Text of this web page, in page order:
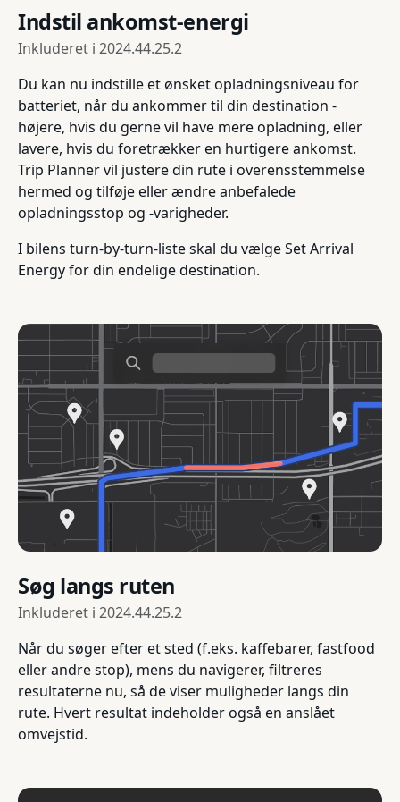
Indstil ankomst-energi
Inkluderet i 2024.44.25.2
Du kan nu indstille et ønsket opladningsniveau for
batteriet, når du ankommer til din destination -
højere, hvis du gerne vil have mere opladning, eller
lavere, hvis du foretrækker en hurtigere ankomst.
Trip Planner vil justere din rute i overensstemmelse
hermed og tilføje eller ændre anbefalede
opladningsstop og -varigheder.
I bilens turn-by-turn-liste skal du vælge Set Arrival
Energy for din endelige destination.
Søg langs ruten
Inkluderet i 2024.44.25.2
Når du søger efter et sted (f.eks. kaffebarer, fastfood
eller andre stop), mens du navigerer, filtreres
resultaterne nu, så de viser muligheder langs din
rute. Hvert resultat indeholder også en anslået
omvejstid.